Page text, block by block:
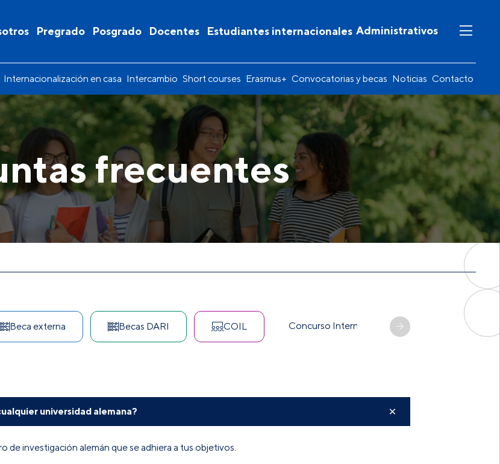
Pregrado Posgrado Docentes Estudiantes internacionales Administrativos
Internacionalización en casa Intercambio Short courses Erasmus+ Convocatorias y becas Noticias Contacto
frecuentes
Beca externa Becas DARI COIL Concurso Internacional Convocatoria
universidad alemana?
de investigación alemán que se adhiera a tus objetivos.